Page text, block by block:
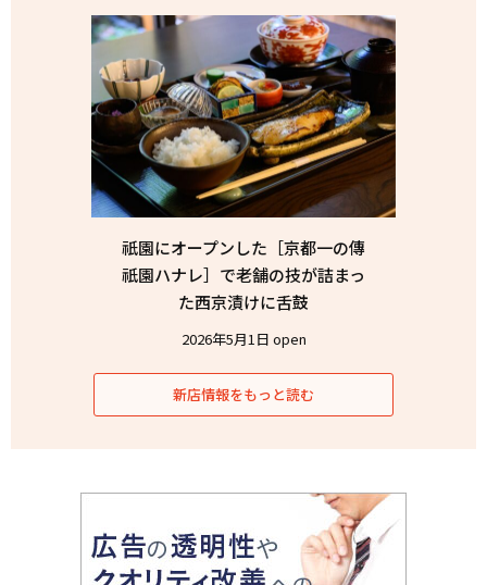
祇園にオープンした［京都一の傳
祇園ハナレ］で老舗の技が詰まっ
た西京漬けに舌鼓
2026年5月1日 open
新店情報をもっと読む